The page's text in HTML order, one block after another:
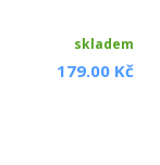
skladem
179.00 Kč